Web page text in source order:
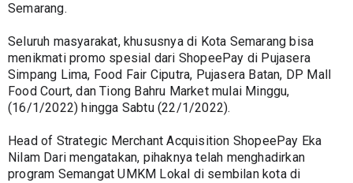
Semarang.
Seluruh masyarakat, khususnya di Kota Semarang bisa
menikmati promo spesial dari ShopeePay di Pujasera
Simpang Lima, Food Fair Ciputra, Pujasera Batan, DP Mall
Food Court, dan Tiong Bahru Market mulai Minggu,
(16/1/2022) hingga Sabtu (22/1/2022).
Head of Strategic Merchant Acquisition ShopeePay Eka
Nilam Dari mengatakan, pihaknya telah menghadirkan
program Semangat UMKM Lokal di sembilan kota di